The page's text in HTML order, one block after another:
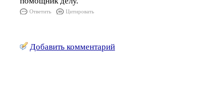
Ответить Цитировать
Добавить комментарий